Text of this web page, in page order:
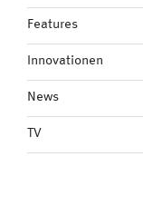
Features
Innovationen
News
TV